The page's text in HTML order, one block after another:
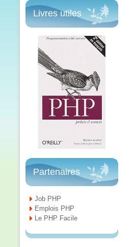
Livres utiles
Partenaires
Job PHP
Emplois PHP
Le PHP Facile